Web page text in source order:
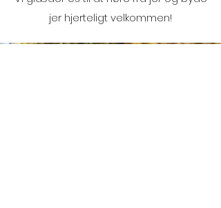
jer hjerteligt velkommen!